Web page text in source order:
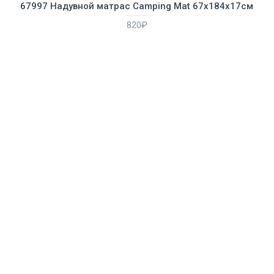
67997 Надувной матрас Camping Mat 67х184х17см
820₽